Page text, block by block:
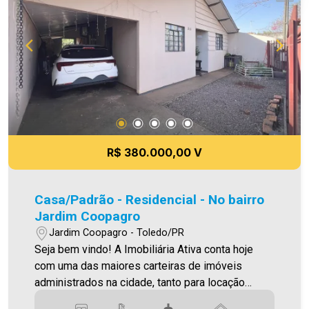
uma visita! Imobiliária Ativa | Sinta-se em casa! -
As informações aqui prestadas são verdadeiras,
todavia, reservamo-nos o direito de corrigir
qualquer erro de digitação e/ou ortografia, bem
como alteração dos preços e imagens. Fotos
meramente ilustrativas
R$ 380.000,00 V
Casa/Padrão - Residencial - No bairro
Jardim Coopagro
Jardim Coopagro - Toledo/PR
Seja bem vindo! A Imobiliária Ativa conta hoje
com uma das maiores carteiras de imóveis
administrados na cidade, tanto para locação